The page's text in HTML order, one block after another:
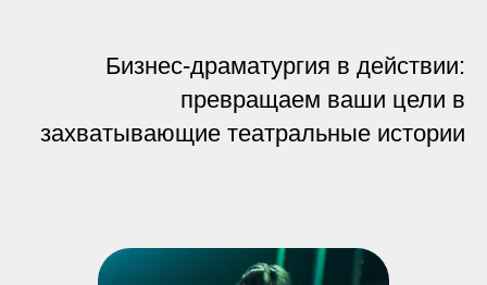
Бизнес‑драматургия в действии:
превращаем ваши цели в
захватывающие театральные истории